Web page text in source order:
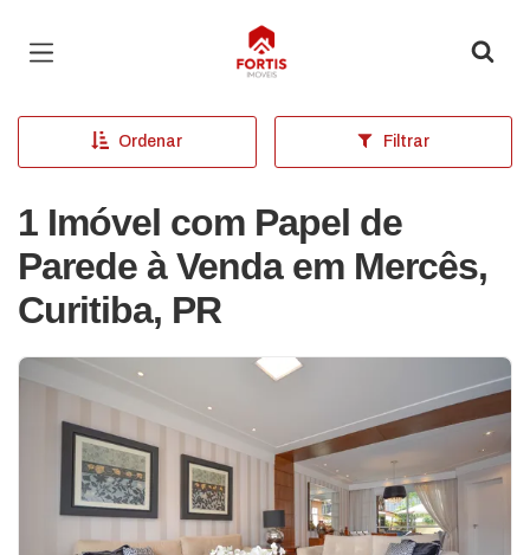
Página inicial
Ordenar Filtrar
1 Imóvel com Papel de
Parede à Venda em Mercês,
Curitiba, PR